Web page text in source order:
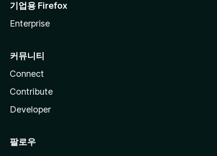
기업용 Firefox
Enterprise
커뮤니티
Connect
Contribute
Developer
팔로우